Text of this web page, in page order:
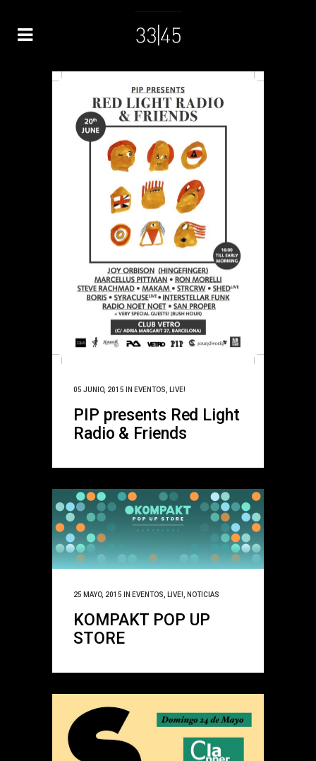
05 JUNIO, 2015 IN EVENTOS, LIVE!
PIP presents Red Light
Radio & Friends
25 MAYO, 2015 IN EVENTOS LIVE! NOTICIAS
KOMPAKT POP UP
STORE